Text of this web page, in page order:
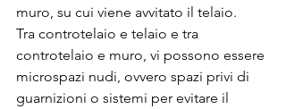
muro, su cui viene avvitato il telaio.
Tra controtelaio e telaio e tra
controtelaio e muro, vi possono essere
microspazi nudi, ovvero spazi privi di
guarnizioni o sistemi per evitare il